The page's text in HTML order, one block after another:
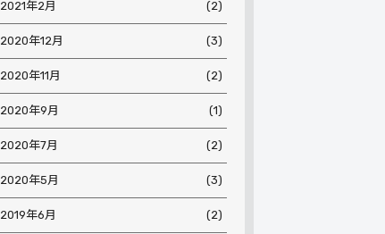
2021年2月 (2)
2020年12月 (3)
2020年11月 (2)
2020年9月 (1)
2020年7月 (2)
2020年5月 (3)
2019年6月 (2)